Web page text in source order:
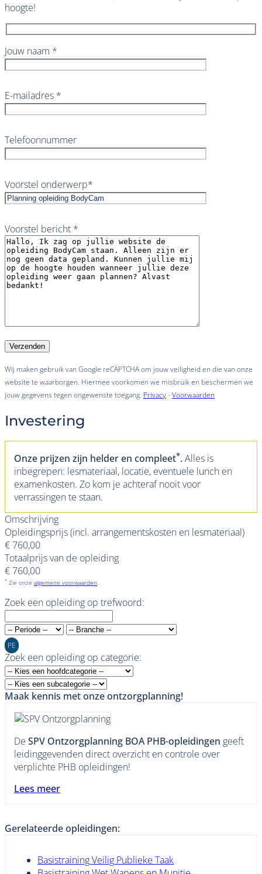
hoogte!
Jouw naam *
E-mailadres *
Telefoonnummer
Voorstel onderwerp*
Voorstel bericht *
Wij maken gebruik van Google reCAPTCHA om jouw veiligheid en die van onze
website te waarborgen. Hiermee voorkomen we misbruik en beschermen we
jouw gegevens tegen ongewenste toegang. Privacy-Voorwaarden
Investering
Onze prijzen zijn helder en compleet*.Alles is
inbegrepen: lesmateriaal, locatie, eventuele lunch en
examenkosten. Zo kom je achteraf nooit voor
verrassingen te staan.
Omschrijving
Opleidingsprijs (incl. arrangementskosten en lesmateriaal)
€ 760,00
Totaalprijs van de opleiding
€ 760,00
* Zie onze algemene voorwaarden.
Zoek een opleiding op trefwoord:
PE
Zoek een opleiding op categorie:
Maak kennis met onze ontzorgplanning!
De SPV Ontzorgplanning BOA PHB-opleidingen geeft
leidinggevenden direct overzicht en controle over
verplichte PHB opleidingen!
Lees meer
Gerelateerde opleidingen:
Basistraining Veilig Publieke Taak